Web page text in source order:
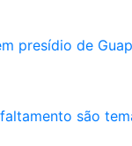
presídio de
são